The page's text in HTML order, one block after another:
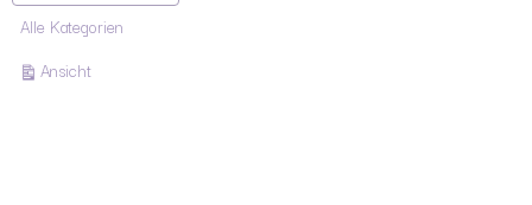
Alle Kategorien
Ansichtausdrucken